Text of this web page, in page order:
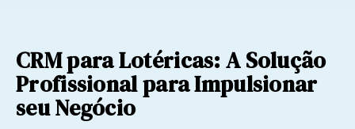
CRM para Lotéricas: A Solução
Profissional para Impulsionar
seu Negócio